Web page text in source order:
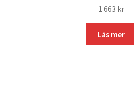
1 663 kr
Läs mer